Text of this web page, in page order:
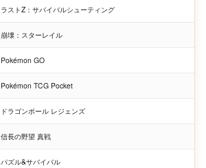
ラストZ：サバイバルシューティング
崩壊：スターレイル
Pokémon GO
Pokémon TCG Pocket
ドラゴンボール レジェンズ
信長の野望 真戦
パズル&サバイバル